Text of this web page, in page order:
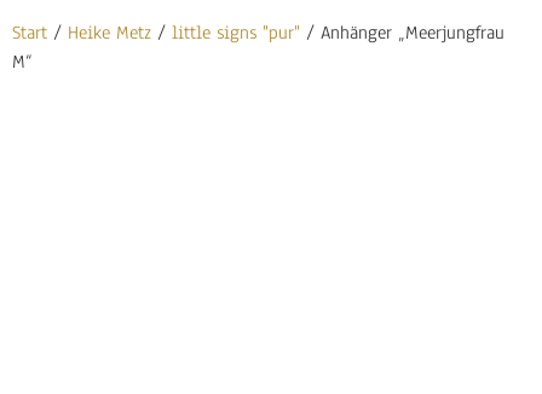
Start / Heike Metz / little signs "pur" / Anhänger „Meerjungfrau
M“